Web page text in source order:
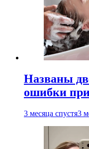
Названы
ошибки
3 месяца спустя3